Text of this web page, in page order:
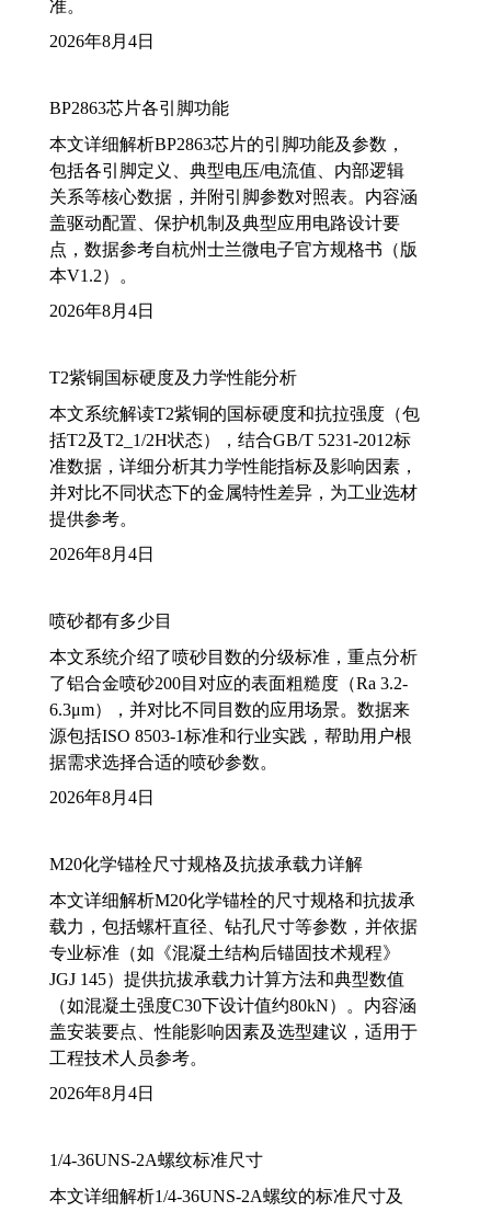
准。
2026年8月4日
BP2863芯片各引脚功能
本文详细解析BP2863芯片的引脚功能及参数，
包括各引脚定义、典型电压/电流值、内部逻辑
关系等核心数据，并附引脚参数对照表。内容涵
盖驱动配置、保护机制及典型应用电路设计要
点，数据参考自杭州士兰微电子官方规格书（版
本V1.2）。
2026年8月4日
T2紫铜国标硬度及力学性能分析
本文系统解读T2紫铜的国标硬度和抗拉强度（包
括T2及T2_1/2H状态），结合GB/T 5231-2012标
准数据，详细分析其力学性能指标及影响因素，
并对比不同状态下的金属特性差异，为工业选材
提供参考。
2026年8月4日
喷砂都有多少目
本文系统介绍了喷砂目数的分级标准，重点分析
了铝合金喷砂200目对应的表面粗糙度（Ra 3.2-
6.3μm），并对比不同目数的应用场景。数据来
源包括ISO 8503-1标准和行业实践，帮助用户根
据需求选择合适的喷砂参数。
2026年8月4日
M20化学锚栓尺寸规格及抗拔承载力详解
本文详细解析M20化学锚栓的尺寸规格和抗拔承
载力，包括螺杆直径、钻孔尺寸等参数，并依据
专业标准（如《混凝土结构后锚固技术规程》
JGJ 145）提供抗拔承载力计算方法和典型数值
（如混凝土强度C30下设计值约80kN）。内容涵
盖安装要点、性能影响因素及选型建议，适用于
工程技术人员参考。
2026年8月4日
1/4-36UNS-2A螺纹标准尺寸
本文详细解析1/4-36UNS-2A螺纹的标准尺寸及